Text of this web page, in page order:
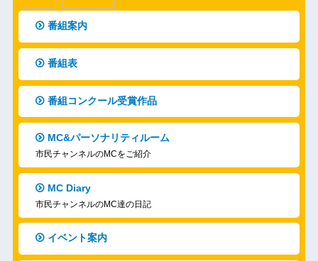
番組案内
番組表
番組コンクール受賞作品
MC&パーソナリティルーム
市民チャンネルのMCをご紹介
MC Diary
市民チャンネルのMC達の日記
イベント案内